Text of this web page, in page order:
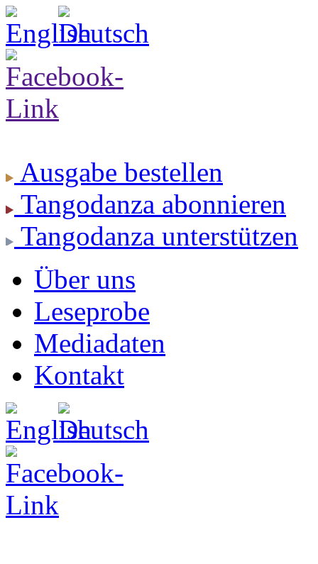
Ausgabe bestellen
Tangodanza abonnieren
Tangodanza unterstützen
Über uns
Leseprobe
Mediadaten
Kontakt